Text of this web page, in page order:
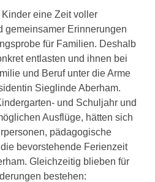
eine Zeit voller
gemeinsamer Erinnerungen
für Familien. Deshalb
entlasten und ihnen bei
und Beruf unter die Arme
Sieglinde Aberham.
und Schuljahr und
Ausflüge, hätten sich
pädagogische
bevorstehende Ferienzeit
Gleichzeitig blieben für
bestehen: